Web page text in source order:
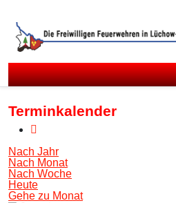
Terminkalender
Nach Jahr
Nach Monat
Nach Woche
Heute
Gehe zu Monat